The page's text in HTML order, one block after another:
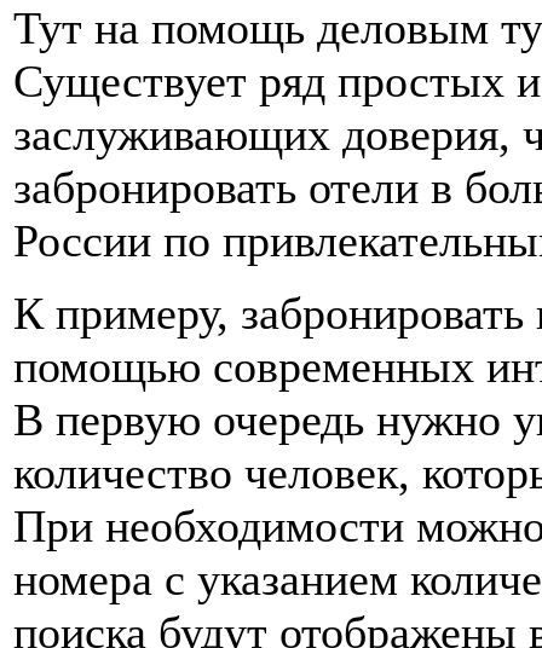
Тут на помощь деловым
Существует ряд простых
заслуживающих доверия,
забронировать отели в
России по
К примеру,
помощью современных
В первую очередь нужно
количество человек,
При необходимости
номера с указанием
поиска будут отображены